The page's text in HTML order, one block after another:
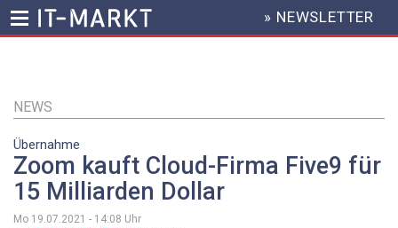
Inhalt
HEADER
MENU
» NEWSLETTER
NEWS
Übernahme
Zoom kauft Cloud-Firma Five9 für
15 Milliarden Dollar
Mo 19.07.2021 - 14:08 Uhr